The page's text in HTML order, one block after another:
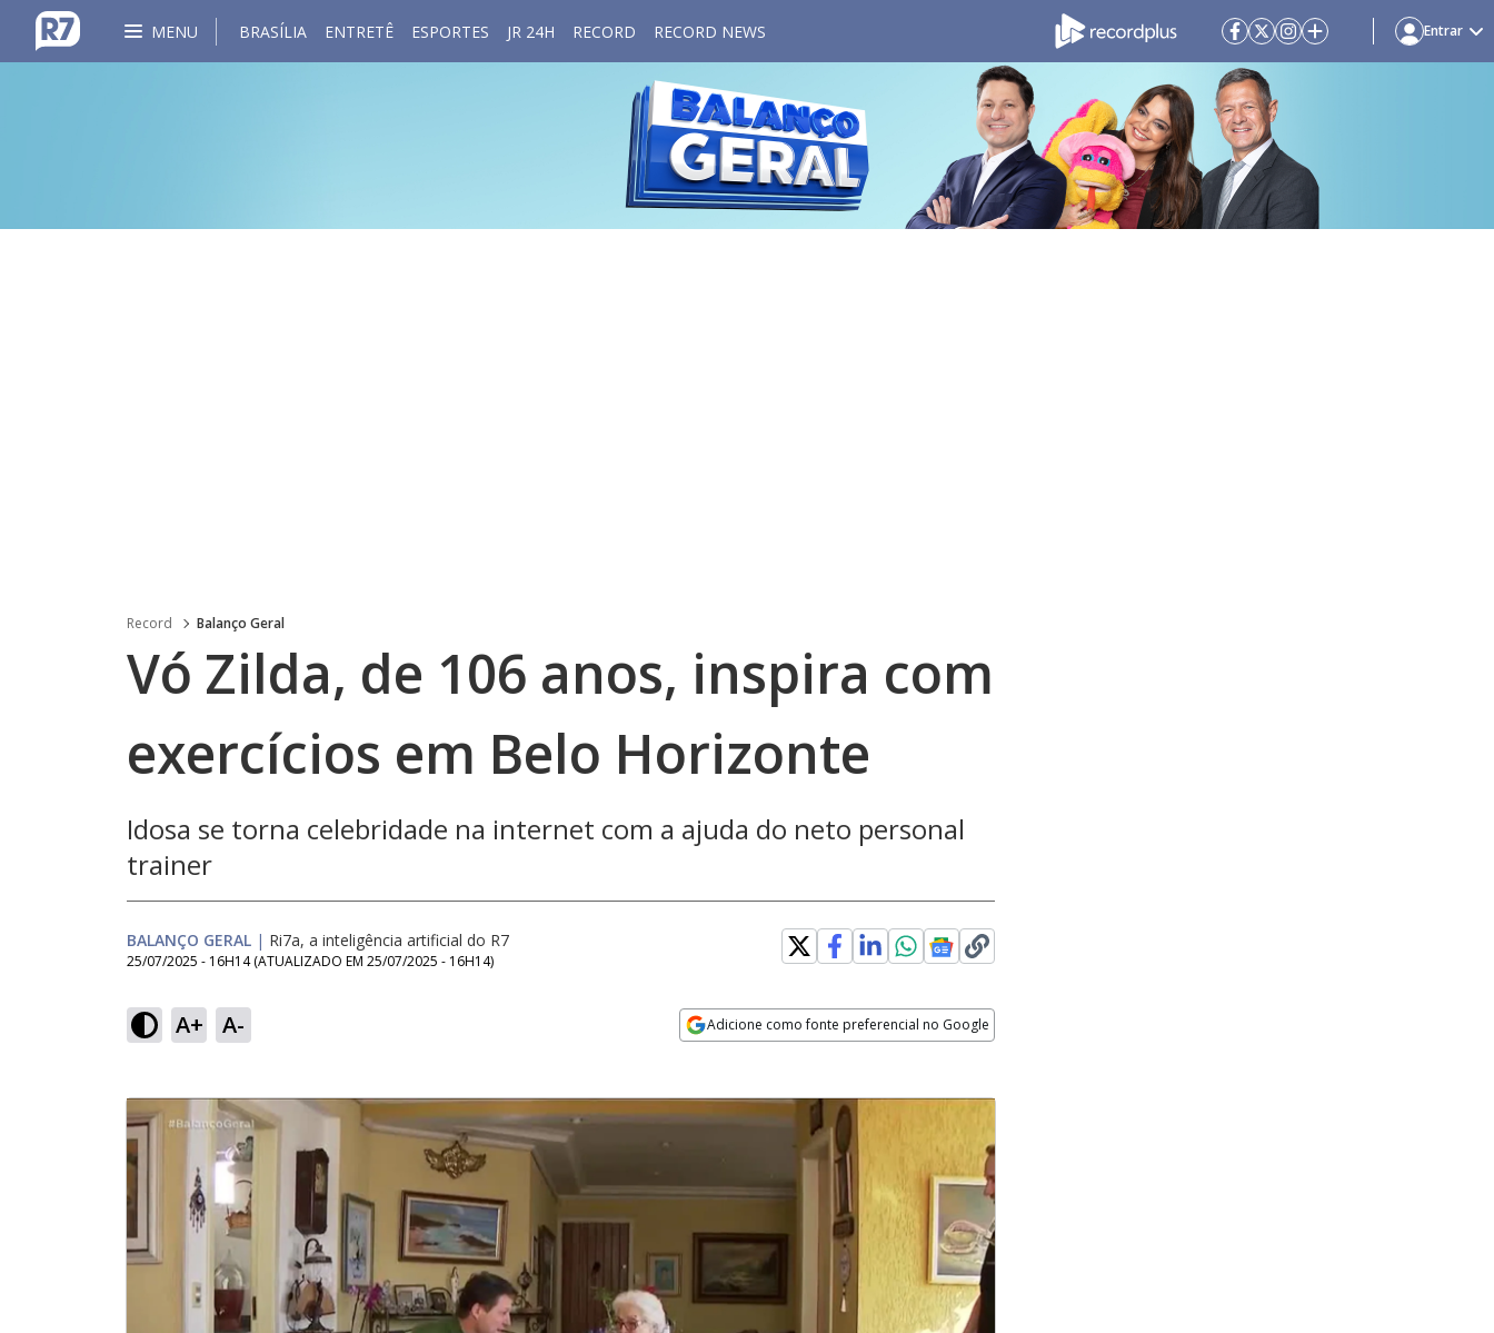
MENU BRASÍLIA ENTRETÊ ESPORTES JR 24H RECORD RECORD NEWS Entrar
Record Balanço Geral
Vó Zilda, de 106 anos, inspira com
exercícios em Belo Horizonte
Idosa se torna celebridade na internet com a ajuda do neto personal
trainer
BALANÇO GERAL | Ri7a, a inteligência artificial do R7
25/07/2025 - 16H14 (ATUALIZADO EM 25/07/2025 - 16H14)
A+ A- Adicione como fonte preferencial no Google